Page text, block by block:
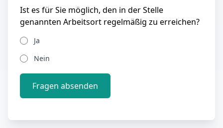
Ist es für Sie möglich, den in der Stelle
genannten Arbeitsort regelmäßig zu erreichen?
Ja
Nein
Fragen absenden